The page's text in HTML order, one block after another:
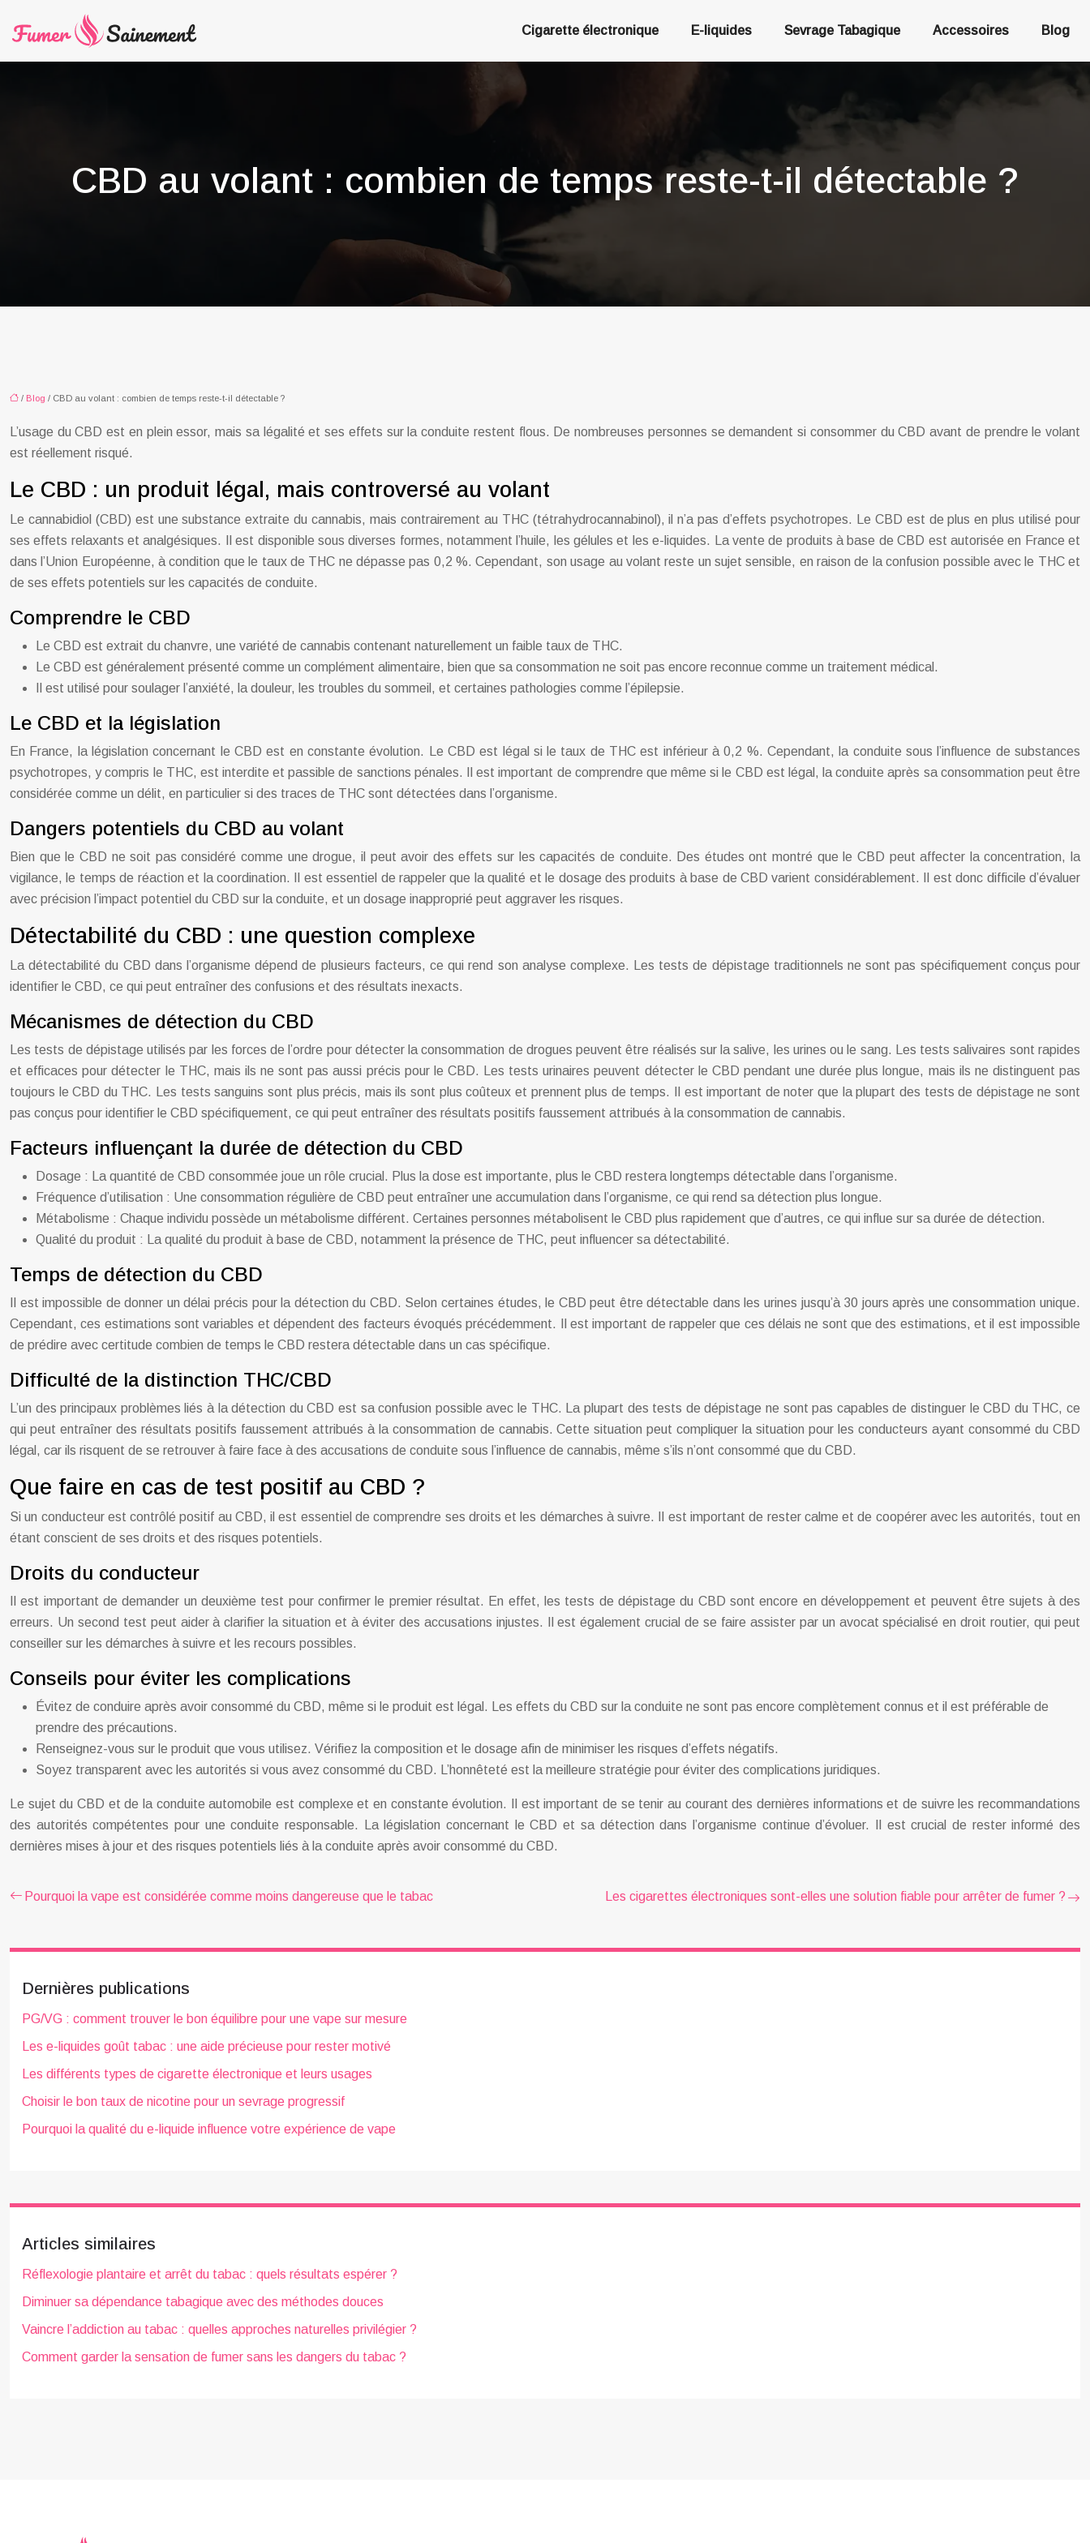
Cigarette électronique E-liquides Sevrage Tabagique Accessoires Blog
CBD au volant : combien de temps reste-t-il détectable ?
/ Blog / CBD au volant : combien de temps reste-t-il détectable ?
L’usage du CBD est en plein essor, mais sa légalité et ses effets sur la conduite restent flous. De nombreuses personnes se demandent si consommer du CBD avant de prendre le volant
est réellement risqué.
Le CBD : un produit légal, mais controversé au volant
Le cannabidiol (CBD) est une substance extraite du cannabis, mais contrairement au THC (tétrahydrocannabinol), il n’a pas d’effets psychotropes. Le CBD est de plus en plus utilisé pour
ses effets relaxants et analgésiques. Il est disponible sous diverses formes, notamment l’huile, les gélules et les e-liquides. La vente de produits à base de CBD est autorisée en France et
dans l’Union Européenne, à condition que le taux de THC ne dépasse pas 0,2 %. Cependant, son usage au volant reste un sujet sensible, en raison de la confusion possible avec le THC et
de ses effets potentiels sur les capacités de conduite.
Comprendre le CBD
Le CBD est extrait du chanvre, une variété de cannabis contenant naturellement un faible taux de THC.
Le CBD est généralement présenté comme un complément alimentaire, bien que sa consommation ne soit pas encore reconnue comme un traitement médical.
Il est utilisé pour soulager l’anxiété, la douleur, les troubles du sommeil, et certaines pathologies comme l’épilepsie.
Le CBD et la législation
En France, la législation concernant le CBD est en constante évolution. Le CBD est légal si le taux de THC est inférieur à 0,2 %. Cependant, la conduite sous l’influence de substances
psychotropes, y compris le THC, est interdite et passible de sanctions pénales. Il est important de comprendre que même si le CBD est légal, la conduite après sa consommation peut être
considérée comme un délit, en particulier si des traces de THC sont détectées dans l’organisme.
Dangers potentiels du CBD au volant
Bien que le CBD ne soit pas considéré comme une drogue, il peut avoir des effets sur les capacités de conduite. Des études ont montré que le CBD peut affecter la concentration, la
vigilance, le temps de réaction et la coordination. Il est essentiel de rappeler que la qualité et le dosage des produits à base de CBD varient considérablement. Il est donc difficile d’évaluer
avec précision l’impact potentiel du CBD sur la conduite, et un dosage inapproprié peut aggraver les risques.
Détectabilité du CBD : une question complexe
La détectabilité du CBD dans l’organisme dépend de plusieurs facteurs, ce qui rend son analyse complexe. Les tests de dépistage traditionnels ne sont pas spécifiquement conçus pour
identifier le CBD, ce qui peut entraîner des confusions et des résultats inexacts.
Mécanismes de détection du CBD
Les tests de dépistage utilisés par les forces de l’ordre pour détecter la consommation de drogues peuvent être réalisés sur la salive, les urines ou le sang. Les tests salivaires sont rapides
et efficaces pour détecter le THC, mais ils ne sont pas aussi précis pour le CBD. Les tests urinaires peuvent détecter le CBD pendant une durée plus longue, mais ils ne distinguent pas
toujours le CBD du THC. Les tests sanguins sont plus précis, mais ils sont plus coûteux et prennent plus de temps. Il est important de noter que la plupart des tests de dépistage ne sont
pas conçus pour identifier le CBD spécifiquement, ce qui peut entraîner des résultats positifs faussement attribués à la consommation de cannabis.
Facteurs influençant la durée de détection du CBD
Dosage : La quantité de CBD consommée joue un rôle crucial. Plus la dose est importante, plus le CBD restera longtemps détectable dans l’organisme.
Fréquence d’utilisation : Une consommation régulière de CBD peut entraîner une accumulation dans l’organisme, ce qui rend sa détection plus longue.
Métabolisme : Chaque individu possède un métabolisme différent. Certaines personnes métabolisent le CBD plus rapidement que d’autres, ce qui influe sur sa durée de détection.
Qualité du produit : La qualité du produit à base de CBD, notamment la présence de THC, peut influencer sa détectabilité.
Temps de détection du CBD
Il est impossible de donner un délai précis pour la détection du CBD. Selon certaines études, le CBD peut être détectable dans les urines jusqu’à 30 jours après une consommation unique.
Cependant, ces estimations sont variables et dépendent des facteurs évoqués précédemment. Il est important de rappeler que ces délais ne sont que des estimations, et il est impossible
de prédire avec certitude combien de temps le CBD restera détectable dans un cas spécifique.
Difficulté de la distinction THC/CBD
L’un des principaux problèmes liés à la détection du CBD est sa confusion possible avec le THC. La plupart des tests de dépistage ne sont pas capables de distinguer le CBD du THC, ce
qui peut entraîner des résultats positifs faussement attribués à la consommation de cannabis. Cette situation peut compliquer la situation pour les conducteurs ayant consommé du CBD
légal, car ils risquent de se retrouver à faire face à des accusations de conduite sous l’influence de cannabis, même s’ils n’ont consommé que du CBD.
Que faire en cas de test positif au CBD ?
Si un conducteur est contrôlé positif au CBD, il est essentiel de comprendre ses droits et les démarches à suivre. Il est important de rester calme et de coopérer avec les autorités, tout en
étant conscient de ses droits et des risques potentiels.
Droits du conducteur
Il est important de demander un deuxième test pour confirmer le premier résultat. En effet, les tests de dépistage du CBD sont encore en développement et peuvent être sujets à des
erreurs. Un second test peut aider à clarifier la situation et à éviter des accusations injustes. Il est également crucial de se faire assister par un avocat spécialisé en droit routier, qui peut
conseiller sur les démarches à suivre et les recours possibles.
Conseils pour éviter les complications
Évitez de conduire après avoir consommé du CBD, même si le produit est légal. Les effets du CBD sur la conduite ne sont pas encore complètement connus et il est préférable de
prendre des précautions.
Renseignez-vous sur le produit que vous utilisez. Vérifiez la composition et le dosage afin de minimiser les risques d’effets négatifs.
Soyez transparent avec les autorités si vous avez consommé du CBD. L’honnêteté est la meilleure stratégie pour éviter des complications juridiques.
Le sujet du CBD et de la conduite automobile est complexe et en constante évolution. Il est important de se tenir au courant des dernières informations et de suivre les recommandations
des autorités compétentes pour une conduite responsable. La législation concernant le CBD et sa détection dans l’organisme continue d’évoluer. Il est crucial de rester informé des
dernières mises à jour et des risques potentiels liés à la conduite après avoir consommé du CBD.
Pourquoi la vape est considérée comme moins dangereuse que le tabac Les cigarettes électroniques sont-elles une solution fiable pour arrêter de fumer ?
Dernières publications
PG/VG : comment trouver le bon équilibre pour une vape sur mesure
Les e-liquides goût tabac : une aide précieuse pour rester motivé
Les différents types de cigarette électronique et leurs usages
Choisir le bon taux de nicotine pour un sevrage progressif
Pourquoi la qualité du e-liquide influence votre expérience de vape
Articles similaires
Réflexologie plantaire et arrêt du tabac : quels résultats espérer ?
Diminuer sa dépendance tabagique avec des méthodes douces
Vaincre l’addiction au tabac : quelles approches naturelles privilégier ?
Comment garder la sensation de fumer sans les dangers du tabac ?